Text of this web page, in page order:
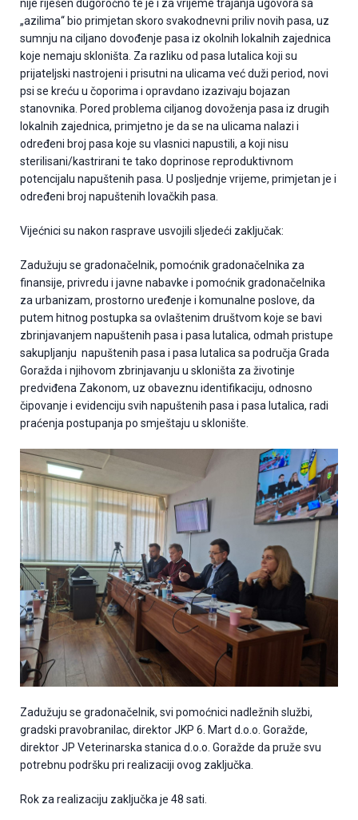
nije riješen dugoročno te je i za vrijeme trajanja ugovora sa
„azilima“ bio primjetan skoro svakodnevni priliv novih pasa, uz
sumnju na ciljano dovođenje pasa iz okolnih lokalnih zajednica
koje nemaju skloništa. Za razliku od pasa lutalica koji su
prijateljski nastrojeni i prisutni na ulicama već duži period, novi
psi se kreću u čoporima i opravdano izazivaju bojazan
stanovnika. Pored problema ciljanog dovoženja pasa iz drugih
lokalnih zajednica, primjetno je da se na ulicama nalazi i
određeni broj pasa koje su vlasnici napustili, a koji nisu
sterilisani/kastrirani te tako doprinose reproduktivnom
potencijalu napuštenih pasa. U posljednje vrijeme, primjetan je i
određeni broj napuštenih lovačkih pasa.
Vijećnici su nakon rasprave usvojili sljedeći zaključak:
Zadužuju se gradonačelnik, pomoćnik gradonačelnika za
finansije, privredu i javne nabavke i pomoćnik gradonačelnika
za urbanizam, prostorno uređenje i komunalne poslove, da
putem hitnog postupka sa ovlaštenim društvom koje se bavi
zbrinjavanjem napuštenih pasa i pasa lutalica, odmah pristupe
sakupljanju napuštenih pasa i pasa lutalica sa područja Grada
Goražda i njihovom zbrinjavanju u skloništa za životinje
predviđena Zakonom, uz obaveznu identifikaciju, odnosno
čipovanje i evidenciju svih napuštenih pasa i pasa lutalica, radi
praćenja postupanja po smještaju u sklonište.
Zadužuju se gradonačelnik, svi pomoćnici nadležnih službi,
gradski pravobranilac, direktor JKP 6. Mart d.o.o. Goražde,
direktor JP Veterinarska stanica d.o.o. Goražde da pruže svu
potrebnu podršku pri realizaciji ovog zaključka.
Rok za realizaciju zaključka je 48 sati.